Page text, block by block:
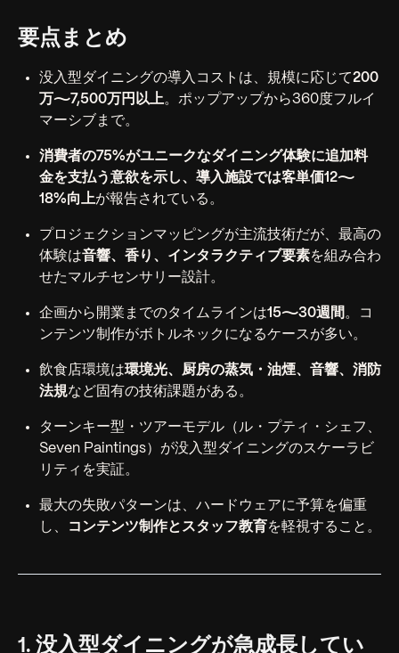
要点まとめ
没入型ダイニングの導入コストは、規模に応じて200
万〜7,500万円以上。ポップアップから360度フルイ
マーシブまで。
消費者の75%がユニークなダイニング体験に追加料
金を支払う意欲を示し、導入施設では客単価12〜
18%向上が報告されている。
プロジェクションマッピングが主流技術だが、最高の
体験は音響、香り、インタラクティブ要素を組み合わ
せたマルチセンサリー設計。
企画から開業までのタイムラインは15〜30週間 。コ
ンテンツ制作がボトルネックになるケースが多い。
飲食店環境は環境光、厨房の蒸気・油煙、音響、消防
法規など固有の技術課題がある。
ターンキー型・ツアーモデル（ル・プティ・シェフ、
Seven Paintings）が没入型ダイニングのスケーラビ
リティを実証。
最大の失敗パターンは、ハードウェアに予算を偏重
し、
コンテンツ制作とスタッフ教育 を軽視すること。
1. 没入型ダイニングが急成長してい